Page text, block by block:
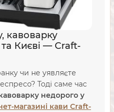
кавоварку
Києві — Craft-
чи не уявляєте
Тоді саме час
недорого у
магазині кави Craft-